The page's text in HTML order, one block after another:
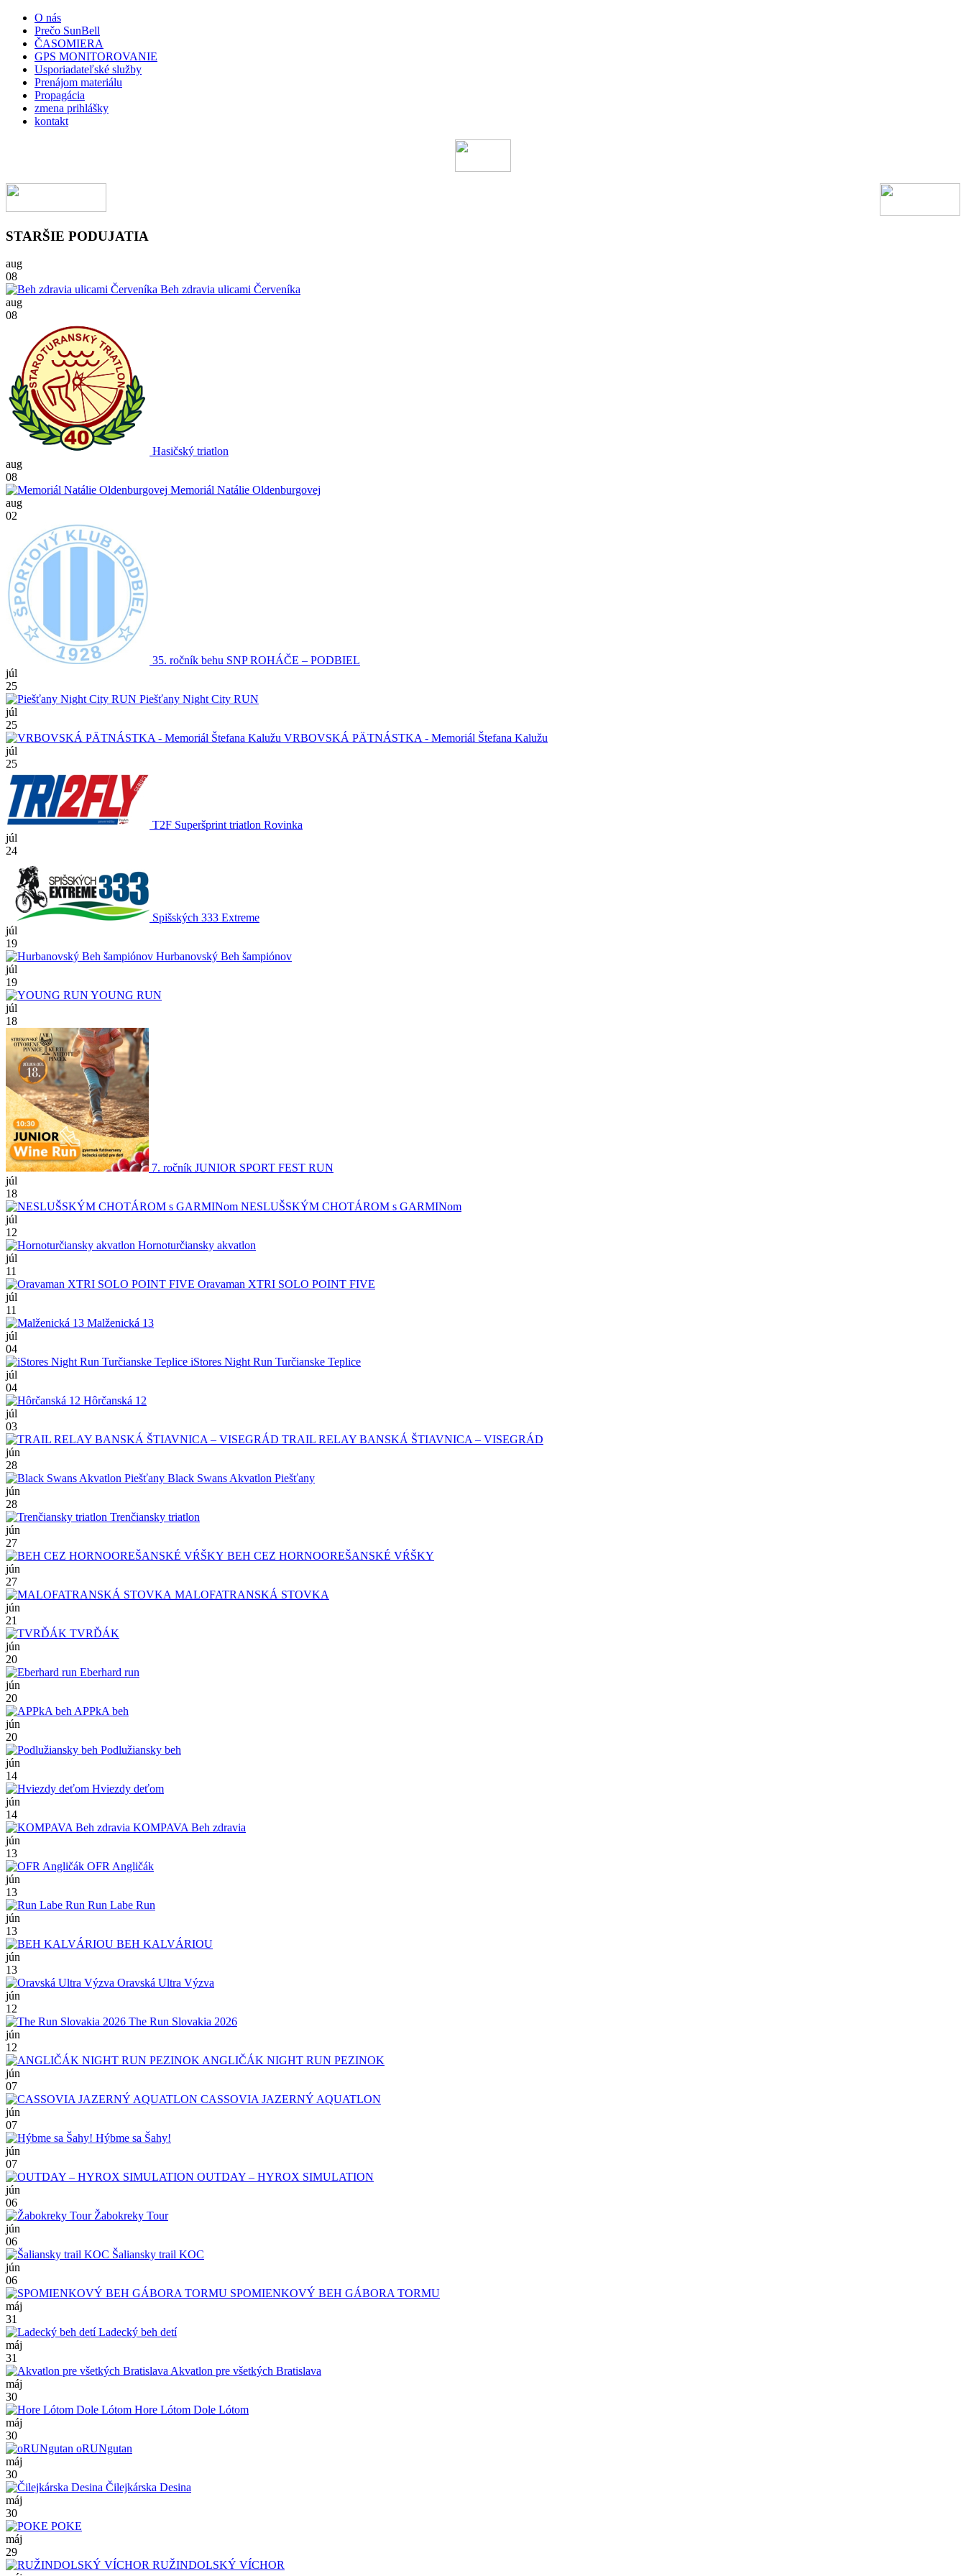
O nás
Prečo SunBell
ČASOMIERA
GPS MONITOROVANIE
Usporiadateľské služby
Prenájom materiálu
Propagácia
zmena prihlášky
kontakt
STARŠIE PODUJATIA
aug
08
Beh zdravia ulicami Červeníka
aug
08
Hasičský triatlon
aug
08
Memoriál Natálie Oldenburgovej
aug
02
35. ročník behu SNP ROHÁČE – PODBIEL
júl
25
Piešťany Night City RUN
júl
25
VRBOVSKÁ PÄTNÁSTKA - Memoriál Štefana Kalužu
júl
25
T2F Superšprint triatlon Rovinka
júl
24
Spišských 333 Extreme
júl
19
Hurbanovský Beh šampiónov
júl
19
YOUNG RUN
júl
18
7. ročník JUNIOR SPORT FEST RUN
júl
18
NESLUŠSKÝM CHOTÁROM s GARMINom
júl
12
Hornoturčiansky akvatlon
júl
11
Oravaman XTRI SOLO POINT FIVE
júl
11
Malženická 13
júl
04
iStores Night Run Turčianske Teplice
júl
04
Hôrčanská 12
júl
03
TRAIL RELAY BANSKÁ ŠTIAVNICA – VISEGRÁD
jún
28
Black Swans Akvatlon Piešťany
jún
28
Trenčiansky triatlon
jún
27
BEH CEZ HORNOOREŠANSKÉ VŔŠKY
jún
27
MALOFATRANSKÁ STOVKA
jún
21
TVRĎÁK
jún
20
Eberhard run
jún
20
APPkA beh
jún
20
Podlužiansky beh
jún
14
Hviezdy deťom
jún
14
KOMPAVA Beh zdravia
jún
13
OFR Angličák
jún
13
Run Labe Run
jún
13
BEH KALVÁRIOU
jún
13
Oravská Ultra Výzva
jún
12
The Run Slovakia 2026
jún
12
ANGLIČÁK NIGHT RUN PEZINOK
jún
07
CASSOVIA JAZERNÝ AQUATLON
jún
07
Hýbme sa Šahy!
jún
07
OUTDAY – HYROX SIMULATION
jún
06
Žabokreky Tour
jún
06
Šaliansky trail KOC
jún
06
SPOMIENKOVÝ BEH GÁBORA TORMU
máj
31
Ladecký beh detí
máj
31
Akvatlon pre všetkých Bratislava
máj
30
Hore Lótom Dole Lótom
máj
30
oRUNgutan
máj
30
Čilejkárska Desina
máj
30
POKE
máj
29
RUŽINDOLSKÝ VÍCHOR